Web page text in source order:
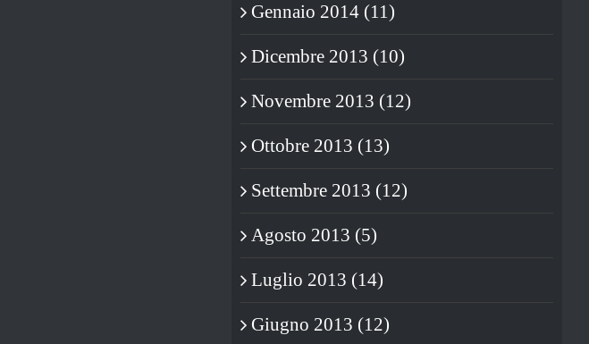
Gennaio 2014 (11)
Dicembre 2013 (10)
Novembre 2013 (12)
Ottobre 2013 (13)
Settembre 2013 (12)
Agosto 2013 (5)
Luglio 2013 (14)
Giugno 2013 (12)